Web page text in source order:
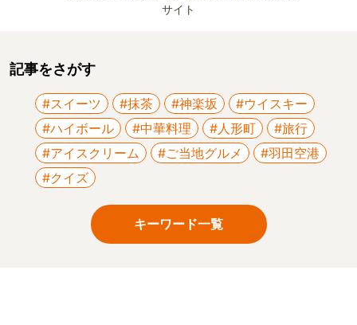
サイト
記事をさがす
#スイーツ #抹茶 #神楽坂
#ウイスキー
#ハイボール
#中華料理 #人形町
#旅行
#アイスクリーム
#ご当地グルメ
#羽田空港
#クイズ
キーワード一覧